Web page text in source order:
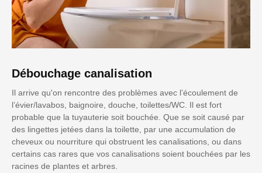
Débouchage canalisation
Il arrive qu'on rencontre des problèmes avec l’écoulement de
l’évier/lavabos, baignoire, douche, toilettes/WC. Il est fort
probable que la tuyauterie soit bouchée. Que se soit causé par
des lingettes jetées dans la toilette, par une accumulation de
cheveux ou nourriture qui obstruent les canalisations, ou dans
certains cas rares que vos canalisations soient bouchées par les
racines de plantes et arbres.